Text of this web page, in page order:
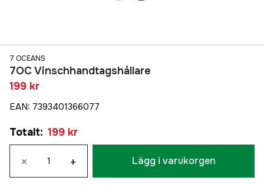
7 OCEANS
7OC Vinschhandtagshållare
199 kr
EAN: 7393401366077
Totalt: 199 kr
× + Lägg i varukorgen